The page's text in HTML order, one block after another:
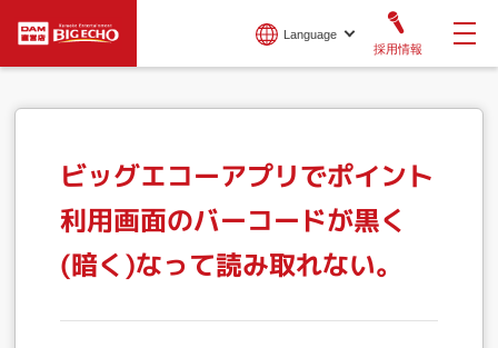
Language
採用情報
ビッグエコーアプリでポイント
利用画面のバーコードが黒く
(暗く)なって読み取れない。